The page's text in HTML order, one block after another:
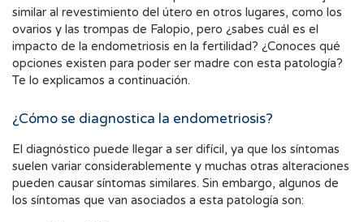
similar al revestimiento del útero en otros lugares, como los
ovarios y las trompas de Falopio, pero ¿sabes cuál es el
impacto de la endometriosis en la fertilidad? ¿Conoces qué
opciones existen para poder ser madre con esta patología?
Te lo explicamos a continuación.
¿Cómo se diagnostica la endometriosis?
El diagnóstico puede llegar a ser difícil, ya que los síntomas
suelen variar considerablemente y muchas otras alteraciones
pueden causar síntomas similares. Sin embargo, algunos de
los síntomas que van asociados a esta patología son: